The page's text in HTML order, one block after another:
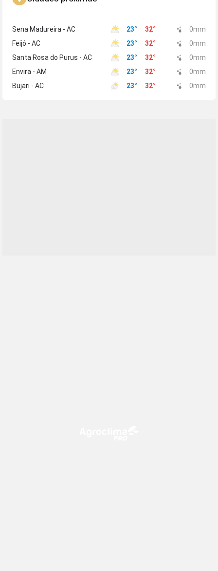
Sena Madureira - AC 23° 32° 0mm
Feijó - AC
23° 32° 0mm
Santa Rosa do Purus - AC
23° 32° 0mm
Envira - AM
23° 32° 0mm
Bujari - AC
23° 32° 0mm